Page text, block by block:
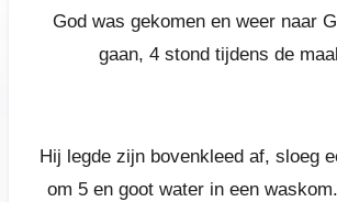
God was gekomen en weer naar
gaan, 4 stond tijdens de
Hij legde zijn bovenkleed af, sloeg
om 5 en goot water in een